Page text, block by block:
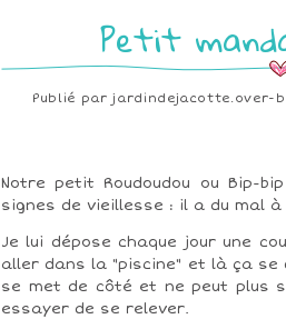
Petit
Publié parjardindejacotte.over-
Notre petit Roudoudou ou Bip-
signes de vieillesse : il a du mal
Je lui dépose chaque jour une
aller dans la "piscine" et là ça se
se met de côté et ne peut plus
essayer de se relever.